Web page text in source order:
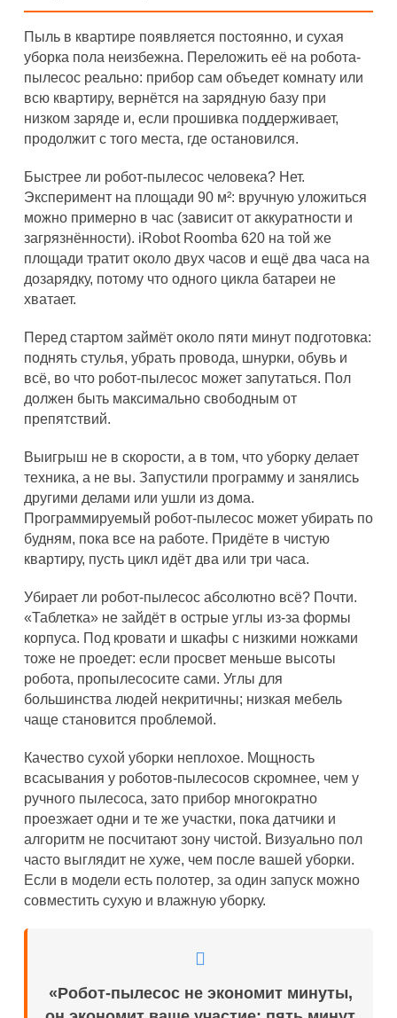
Пыль в квартире появляется постоянно, и сухая
уборка пола неизбежна. Переложить её на робота-
пылесос реально: прибор сам объедет комнату или
всю квартиру, вернётся на зарядную базу при
низком заряде и, если прошивка поддерживает,
продолжит с того места, где остановился.
Быстрее ли робот-пылесос человека? Нет.
Эксперимент на площади 90 м²: вручную уложиться
можно примерно в час (зависит от аккуратности и
загрязнённости). iRobot Roomba 620 на той же
площади тратит около двух часов и ещё два часа на
дозарядку, потому что одного цикла батареи не
хватает.
Перед стартом займёт около пяти минут подготовка:
поднять стулья, убрать провода, шнурки, обувь и
всё, во что робот-пылесос может запутаться. Пол
должен быть максимально свободным от
препятствий.
Выигрыш не в скорости, а в том, что уборку делает
техника, а не вы. Запустили программу и занялись
другими делами или ушли из дома.
Программируемый робот-пылесос может убирать по
будням, пока все на работе. Придёте в чистую
квартиру, пусть цикл идёт два или три часа.
Убирает ли робот-пылесос абсолютно всё? Почти.
«Таблетка» не зайдёт в острые углы из-за формы
корпуса. Под кровати и шкафы с низкими ножками
тоже не проедет: если просвет меньше высоты
робота, пропылесосите сами. Углы для
большинства людей некритичны; низкая мебель
чаще становится проблемой.
Качество сухой уборки неплохое. Мощность
всасывания у роботов-пылесосов скромнее, чем у
ручного пылесоса, зато прибор многократно
проезжает одни и те же участки, пока датчики и
алгоритм не посчитают зону чистой. Визуально пол
часто выглядит не хуже, чем после вашей уборки.
Если в модели есть полотер, за один запуск можно
совместить сухую и влажную уборку.
«Робот-пылесос не экономит минуты,